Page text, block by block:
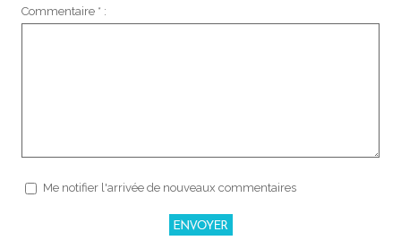
Commentaire * :
Me notifier l'arrivée de nouveaux commentaires